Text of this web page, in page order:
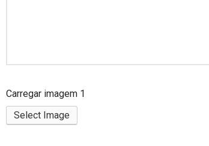
Carregar imagem 1
Select Image